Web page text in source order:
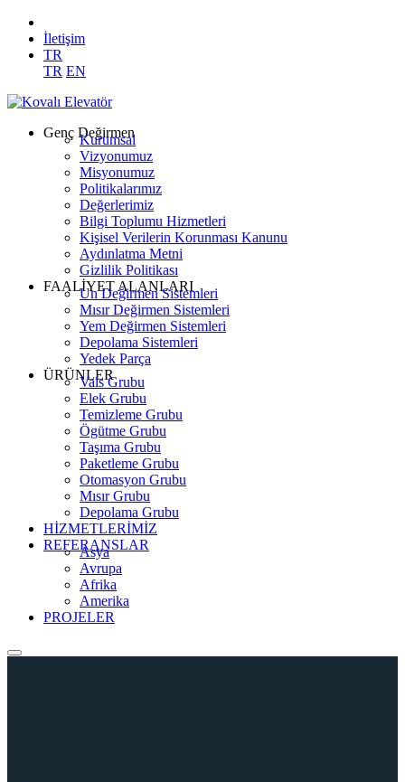
İletişim
TR
TR EN
Genç Değirmen
Kurumsal
Vizyonumuz
Misyonumuz
Politikalarımız
Değerlerimiz
Bilgi Toplumu Hizmetleri
Kişisel Verilerin Korunması Kanunu
Aydınlatma Metni
Gizlilik Politikası
FAALİYET ALANLARI
Un Değirmen Sistemleri
Mısır Değirmen Sistemleri
Yem Değirmen Sistemleri
Depolama Sistemleri
Yedek Parça
ÜRÜNLER
Vals Grubu
Elek Grubu
Temizleme Grubu
Ögütme Grubu
Taşıma Grubu
Paketleme Grubu
Otomasyon Grubu
Mısır Grubu
Depolama Grubu
HİZMETLERİMİZ
REFERANSLAR
Asya
Avrupa
Afrika
Amerika
PROJELER